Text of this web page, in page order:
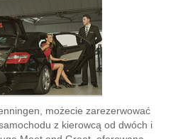
możecie zarezerwować
z kierowcą od dwóch i